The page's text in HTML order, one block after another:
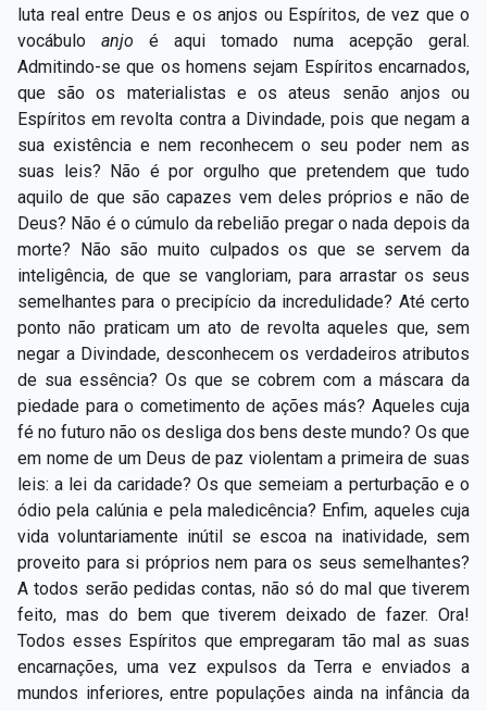
luta real entre Deus e os anjos ou Espíritos, de vez que o
vocábulo anjo é aqui tomado numa acepção geral.
Admitindo-se que os homens sejam Espíritos encarnados,
que são os materialistas e os ateus senão anjos ou
Espíritos em revolta contra a Divindade, pois que negam a
sua existência e nem reconhecem o seu poder nem as
suas leis? Não é por orgulho que pretendem que tudo
aquilo de que são capazes vem deles próprios e não de
Deus? Não é o cúmulo da rebelião pregar o nada depois da
morte? Não são muito culpados os que se servem da
inteligência, de que se vangloriam, para arrastar os seus
semelhantes para o precipício da incredulidade? Até certo
ponto não praticam um ato de revolta aqueles que, sem
negar a Divindade, desconhecem os verdadeiros atributos
de sua essência? Os que se cobrem com a máscara da
piedade para o cometimento de ações más? Aqueles cuja
fé no futuro não os desliga dos bens deste mundo? Os que
em nome de um Deus de paz violentam a primeira de suas
leis: a lei da caridade? Os que semeiam a perturbação e o
ódio pela calúnia e pela maledicência? Enfim, aqueles cuja
vida voluntariamente inútil se escoa na inatividade, sem
proveito para si próprios nem para os seus semelhantes?
A todos serão pedidas contas, não só do mal que tiverem
feito, mas do bem que tiverem deixado de fazer. Ora!
Todos esses Espíritos que empregaram tão mal as suas
encarnações, uma vez expulsos da Terra e enviados a
mundos inferiores, entre populações ainda na infância da